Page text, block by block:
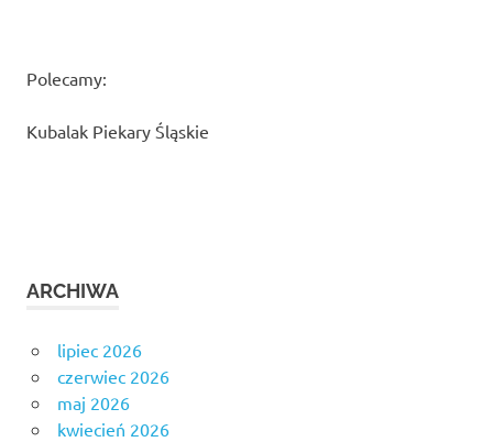
Polecamy:
Kubalak Piekary Śląskie
ARCHIWA
lipiec 2026
czerwiec 2026
maj 2026
kwiecień 2026